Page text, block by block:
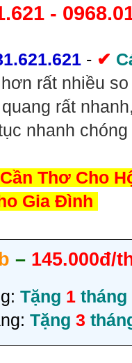
-
- ✔ C
rất nhiều
rất
nhanh
Thơ Cho
Gia Đình
– 145.000đ/
Tặng 1 tháng
Tặng 3